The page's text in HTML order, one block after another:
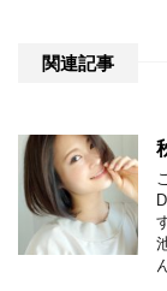
関連記事